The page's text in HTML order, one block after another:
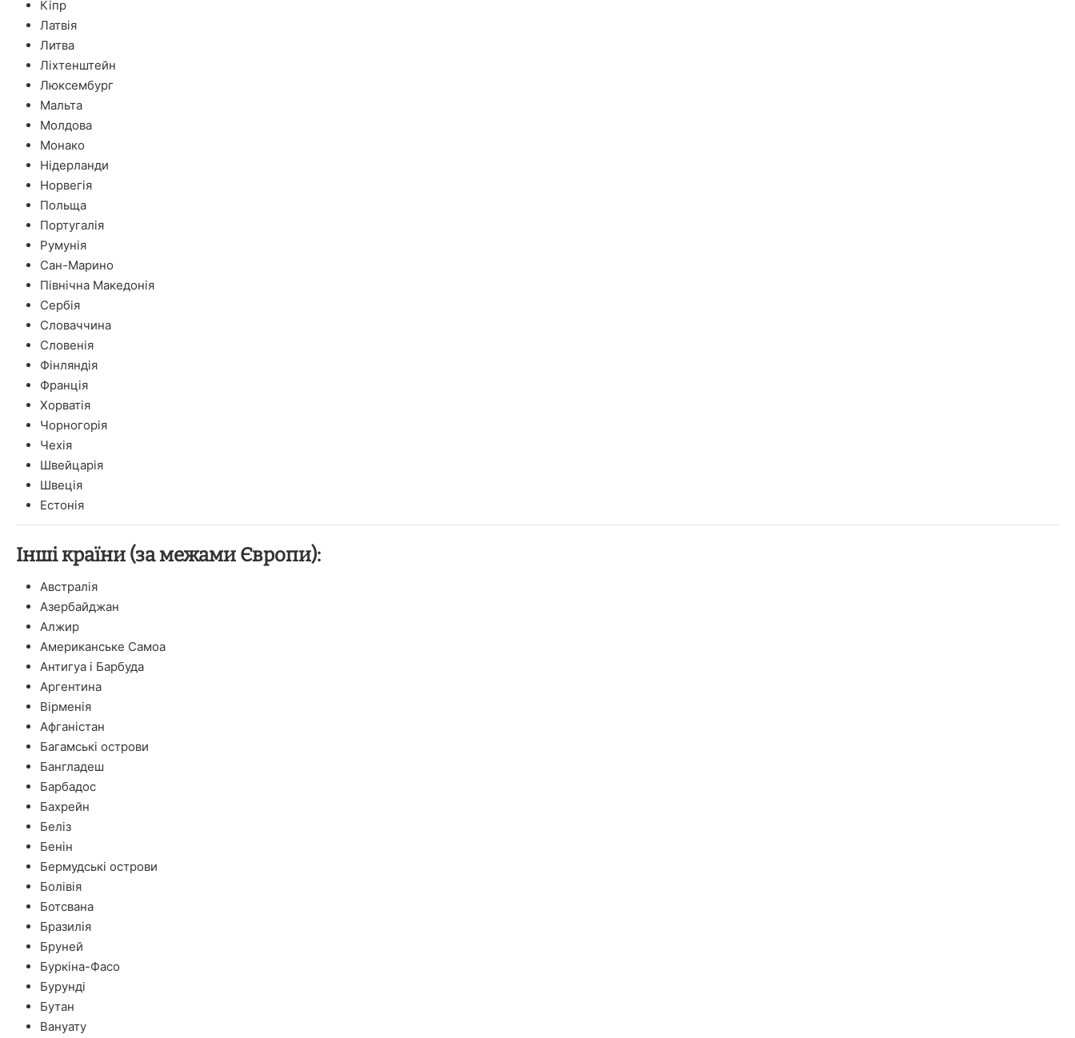
Кіпр
Латвія
Литва
Ліхтенштейн
Люксембург
Мальта
Молдова
Монако
Нідерланди
Норвегія
Польща
Португалія
Румунія
Сан-Марино
Північна Македонія
Сербія
Словаччина
Словенія
Фінляндія
Франція
Хорватія
Чорногорія
Чехія
Швейцарія
Швеція
Естонія
Інші країни (за межами Європи):
Австралія
Азербайджан
Алжир
Американське Самоа
Антигуа і Барбуда
Аргентина
Вірменія
Афганістан
Багамські острови
Бангладеш
Барбадос
Бахрейн
Беліз
Бенін
Бермудські острови
Болівія
Ботсвана
Бразилія
Бруней
Буркіна-Фасо
Бурунді
Бутан
Вануату